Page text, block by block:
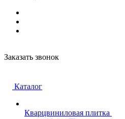
Заказать звонок
Каталог
Кварцвиниловая плитка